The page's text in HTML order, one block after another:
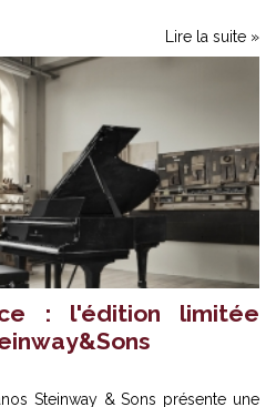
Lire la suite »
: l'édition limitée
Steinway & Sons présente une